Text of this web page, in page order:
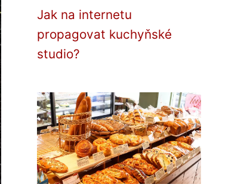
Jak na internetu
propagovat kuchyňské
studio?